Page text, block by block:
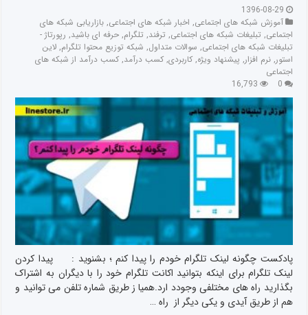
1396-08-29
آموزش شبکه های اجتماعی, اخبار شبکه های اجتماعی, بازاریابی شبکه های
اجتماعی, تبلیغات شبکه های اجتماعی, ترفند, تلگرام, حرفه ای باشید, رپورتاژ -
تبلیغات شبکه های اجتماعی, سوالات متداول, شبکه توزیع محتوا تلگرام, لاین
استور, نرم افزار, پیشنهاد ویژه, کاربردی, کسب درآمد, کسب درآمد از شبکه های
اجتماعی
0
16,793
پادکست چگونه لینک تلگرام خودم را پیدا کنم ؛ بشنوید : پیدا کردن
لینک تلگرام برای اینکه بتوانید اکانت تلگرام خود را با دیگران به اشتراک
بگذارید راه های مختلفی وجودد ارد.همیا ز طریق شماره تلفن می توانید و
هم از طریق آیدی و یکی دیگر از راه …